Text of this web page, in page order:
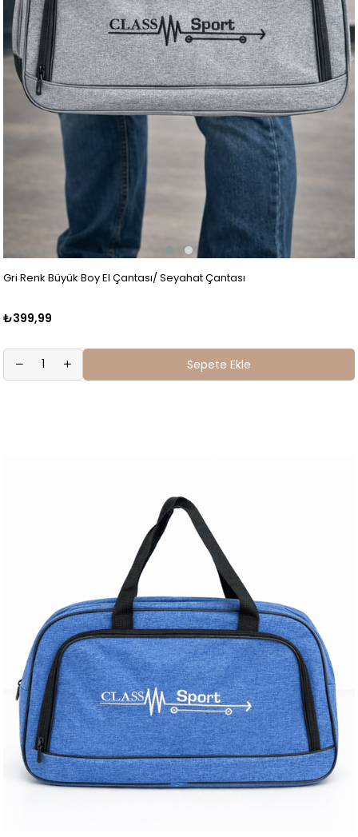
Gri Renk Büyük Boy El Çantası/ Seyahat Çantası
₺399,99
Sepete Ekle